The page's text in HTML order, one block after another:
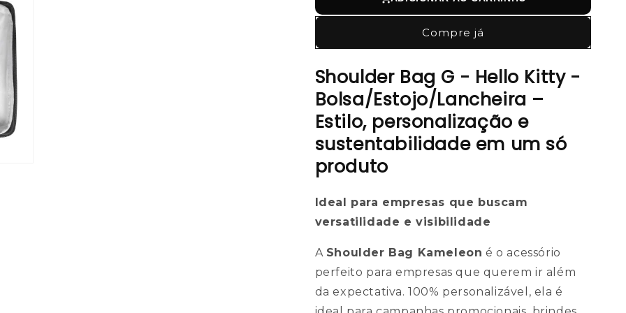
Compre já
Shoulder Bag G - Hello Kitty -
Bolsa/Estojo/Lancheira –
Estilo, personalização e
sustentabilidade em um só
produto
Ideal para empresas que buscam
versatilidade e visibilidade
A Shoulder Bag Kameleon é o acessório
perfeito para empresas que querem ir além
da expectativa. 100% personalizável, ela é